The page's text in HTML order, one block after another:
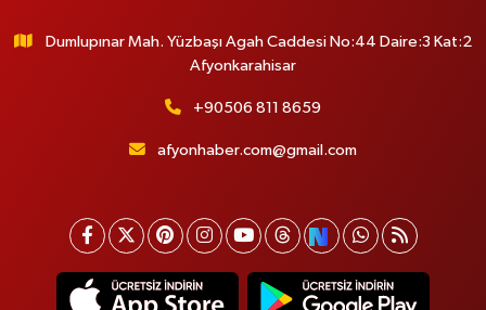
Dumlupınar Mah. Yüzbaşı Agah Caddesi No:44 Daire:3 Kat:2
Afyonkarahisar
+90506 811 8659
afyonhaber.com@gmail.com